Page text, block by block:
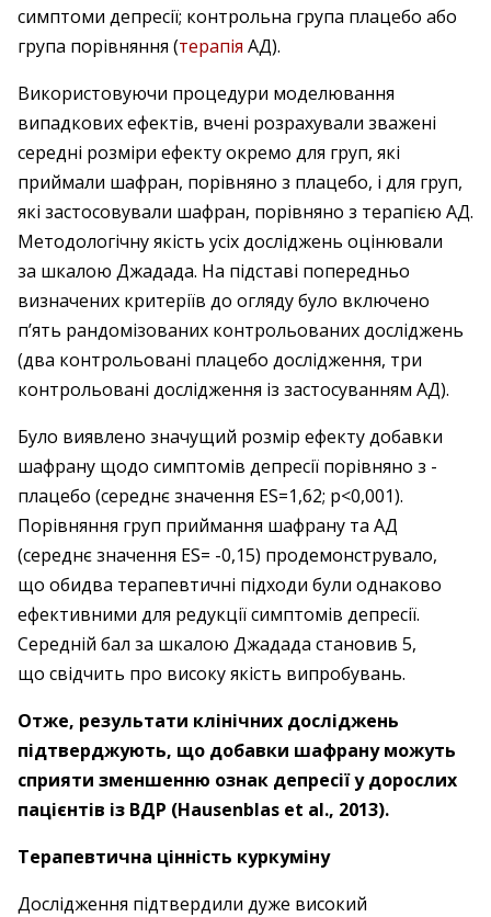
симптоми депресії; контрольна група плацебо або
група порівняння (­терапія АД).
Використовуючи процедури моделювання
випадкових ефектів, вчені розрахували зважені
середні розміри ефекту окремо для груп, які
приймали шафран, порівняно з плацебо, і для груп,
які застосовували шафран, порівняно з терапією АД.
Методологічну якість усіх досліджень оцінювали
за шкалою Джадада. На підставі попередньо
визначених критеріїв до огляду було включено
п’ять рандомізованих контрольованих досліджень
(два контрольовані плацебо дослідження, три
контрольовані дослідження із застосуванням АД).
Було виявлено значущий розмір ефекту добавки
шафрану щодо симптомів депресії порівняно з ­
плацебо (середнє значення ES=1,62; p<0,001).
Порівняння груп приймання шафрану та АД
(середнє значення ES= -0,15) продемонструвало,
що обидва ­терапевтичні підходи були однаково
ефективними для редукції симптомів депресії.
Середній бал за шкалою Джадада становив 5,
що свідчить про високу якість випробувань.
Отже, результати клінічних досліджень
підтверджують, що добавки шафрану можуть
сприяти зменшенню ­ознак депресії у дорослих
пацієнтів із ВДР (Hausenblas et al., 2013).
Терапевтична цінність куркуміну
Дослідження підтвердили дуже високий